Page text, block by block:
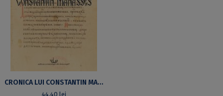
CRONICA LUI CONSTANTIN MANASSES (ED. 2). PARTEA I – LETOPISEŢUL PREAÎNŢELEPTULUI MANASSES CUPRINZÂND ANII DE LA FACEREA LUMII ŞI AJUNGÂND PÂNĂ LA DOMNIA LUI CHIR NICHIFOR BOTANIATES. PARTEA II – VERSIUNEA ÎN SLAVONA MEDIOBULGARĂ
44,40 lei